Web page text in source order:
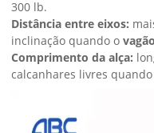
300 lb.
Distância entre eixos:
inclinação quando ovagão
Comprimento da alça:
calcanhares livres quando